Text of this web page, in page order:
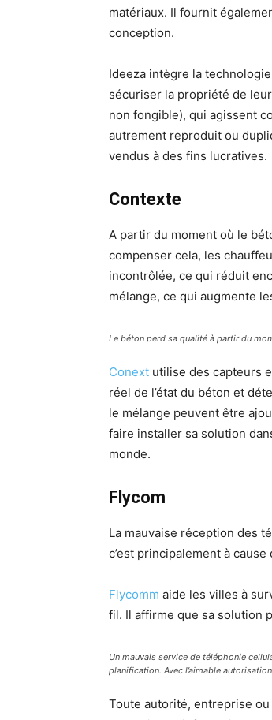
matériaux. Il fournit
conception.
Ideeza intègre la
sécuriser la propriété de
non fongible), qui agissent
autrement reproduit ou
vendus à des fins lucratives.
Contexte
A partir du moment où le
compenser cela, les
incontrôlée, ce qui réduit
mélange, ce qui augmente
Le béton perd sa qualité à partir du
Conext utilise des capteurs
réel de l’état du béton et
le mélange peuvent être
faire installer sa solution
monde.
Flycom
La mauvaise réception des
c’est principalement à cause
Flycomm aide les villes à
fil. Il affirme que sa solution
Un mauvais service de téléphonie
planification. Avec l’aimable autorisation
Toute autorité, entreprise